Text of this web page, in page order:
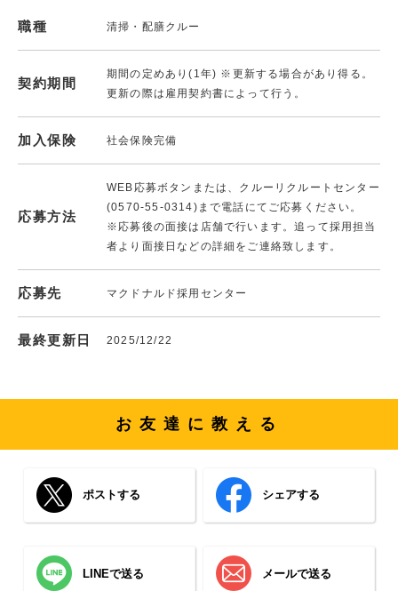
職種 清掃・配膳クルー
契約期間
期間の定めあり(1年) ※更新する場合があり得る。
更新の際は雇用契約書によって行う。
加入保険 社会保険完備
応募方法
WEB応募ボタンまたは、クルーリクルートセンター
(0570-55-0314)まで電話にてご応募ください。
※応募後の面接は店舗で行います。追って採用担当
者より面接日などの詳細をご連絡致します。
応募先 マクドナルド採用センター
最終更新日 2025/12/22
お友達に教える
ポストする シェアする
LINEで送る メールで送る